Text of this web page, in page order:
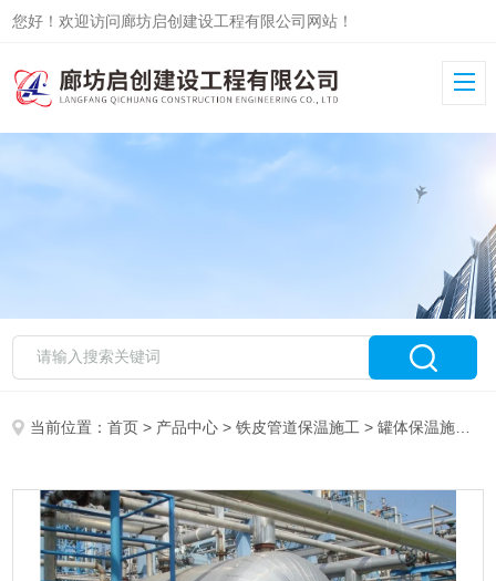
您好！欢迎访问廊坊启创建设工程有限公司网站！
当前位置：首页 > 产品中心 >铁皮管道保温施工 >罐体保温施工